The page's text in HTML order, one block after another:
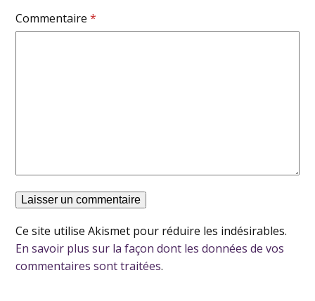
Commentaire*
Ce site utilise Akismet pour réduire les indésirables.
En savoir plus sur la façon dont les données de vos
commentaires sont traitées.